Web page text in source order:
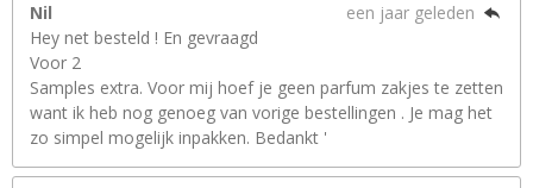
Nil
een jaar geleden
Hey net besteld ! En gevraagd
Voor 2
Samples extra. Voor mij hoef je geen parfum zakjes te zetten
want ik heb nog genoeg van vorige bestellingen . Je mag het
zo simpel mogelijk inpakken. Bedankt '